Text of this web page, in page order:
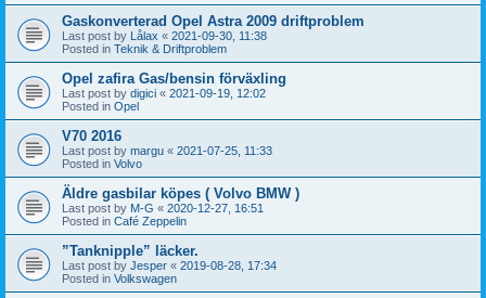
Gaskonverterad Opel Astra 2009 driftproblem
Last post by Lålax « 2021-09-30, 11:38
Posted in Teknik & Driftproblem
Opel zafira Gas/bensin förväxling
Last post by digici « 2021-09-19, 12:02
Posted in Opel
V70 2016
Last post by margu « 2021-07-25, 11:33
Posted in Volvo
Äldre gasbilar köpes ( Volvo BMW )
Last post by M-G « 2020-12-27, 16:51
Posted in Café Zeppelin
”Tanknipple” läcker.
Last post by Jesper « 2019-08-28, 17:34
Posted in Volkswagen